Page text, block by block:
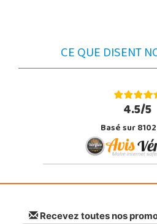
CE QUE DISENT
4.5/5
Basé sur
Recevez toutes nos